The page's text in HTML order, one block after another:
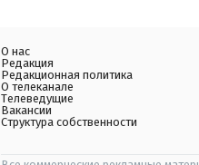
О нас
Редакция
Редакционная политика
О телеканале
Телеведущие
Вакансии
Структура собственности